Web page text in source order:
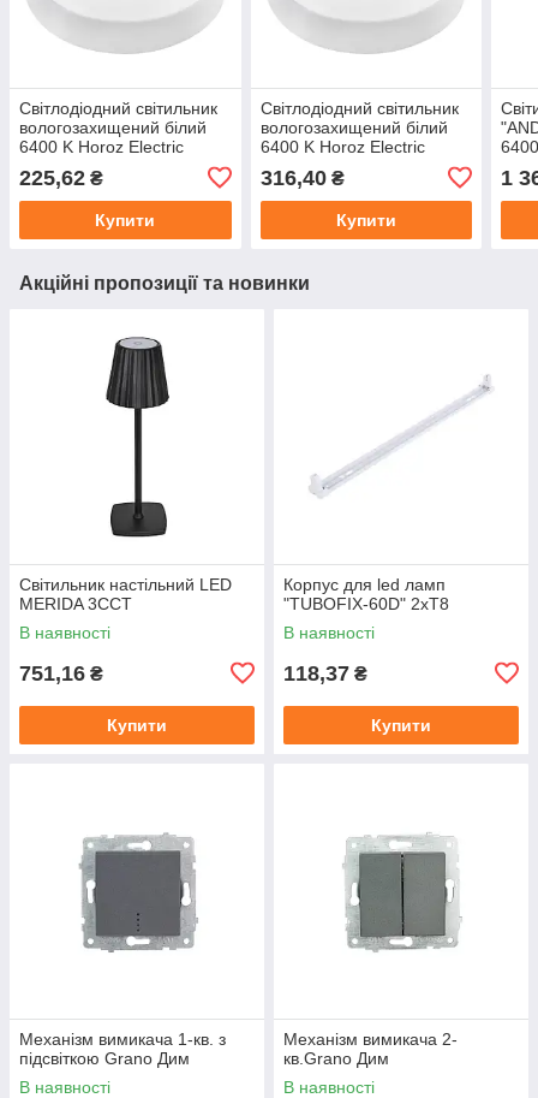
Світлодіодний світильник
вологозахищений білий
6400 K Horoz Electric
225,62 ₴
Купити
Світлодіодний світильник
вологозахищений білий
6400 K Horoz Electric
316,40₴
Купити
1
Акційні пропозиції та новинки
Світильник настільний LED
MERIDA 3CCT
В наявності
751,16 ₴
Купити
Корпус для led ламп
"TUBOFIX-60D" 2xT8
В наявності
118,37 ₴
Купити
Механізм вимикача 1-кв. з
підсвіткою Grano Дим
В наявності
Механізм вимикача 2-
кв.Grano Дим
В наявності